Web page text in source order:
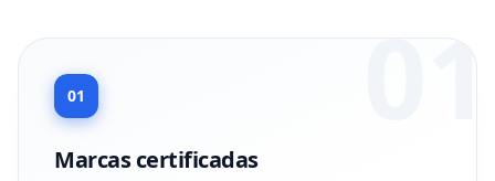
01
01
Marcas certificadas